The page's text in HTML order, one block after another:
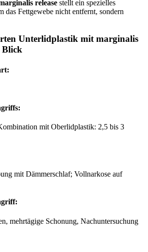
release stellt ein spezielles
das Fettgewebe nicht entfernt, sondern
Unterlidplastik mit marginalis
Blick
mit Oberlidplastik: 2,5 bis 3
mit Dämmerschlaf; Vollnarkose auf
mehrtägige Schonung, Nachuntersuchung